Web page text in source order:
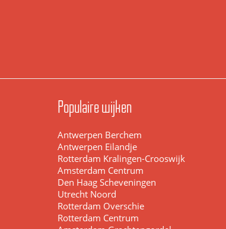
Populaire wijken
Antwerpen Berchem
Antwerpen Eilandje
Rotterdam Kralingen-Crooswijk
Amsterdam Centrum
Den Haag Scheveningen
Utrecht Noord
Rotterdam Overschie
Rotterdam Centrum